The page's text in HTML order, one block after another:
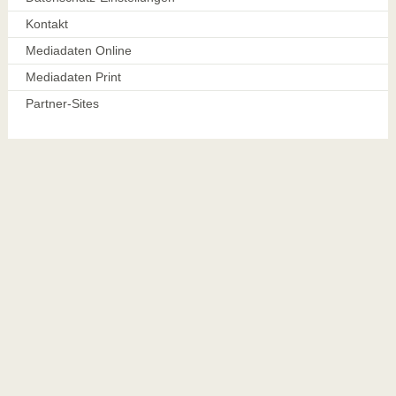
Kontakt
Mediadaten Online
Mediadaten Print
Partner-Sites